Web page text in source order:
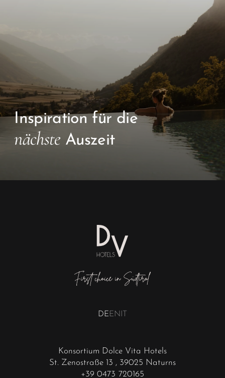
Inspiration für die
nächste Auszeit
Konsortium Dolce Vita Hotels
St. Zenostraße 13 , 39025 Naturns
+39 0473 720165
DEEN